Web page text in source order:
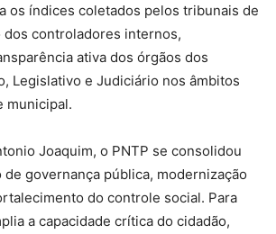
os índices coletados pelos tribunais de
dos controladores internos,
ativa dos órgãos dos
Legislativo e Judiciário nos âmbitos
municipal.
Joaquim, o PNTP se consolidou
governança pública, modernização
do controle social. Para
a capacidade crítica do cidadão,